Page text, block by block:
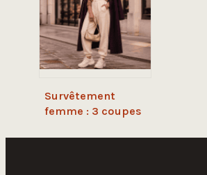
pour élancer votre
silhouette
Survêtement
femme : 3 coupes
un look urbain